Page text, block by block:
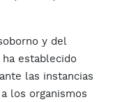
y del
establecido
las instancias
los organismos